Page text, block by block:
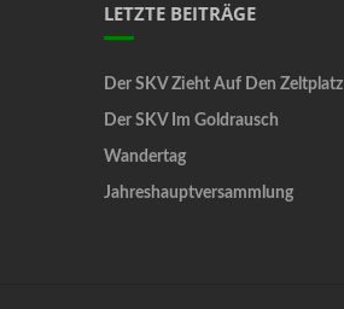
LETZTE BEITRÄGE
Der SKV Zieht Auf Den Zeltplatz
Der SKV Im Goldrausch
Wandertag
Jahreshauptversammlung